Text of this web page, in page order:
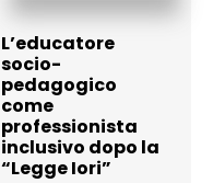
L’educatore
socio-
pedagogico
come
professionista
inclusivo dopo la
“Legge Iori”